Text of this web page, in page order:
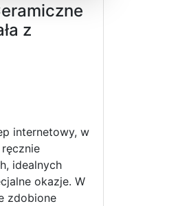
z
internetowy, w
idealnych
okazje. W
zdobione